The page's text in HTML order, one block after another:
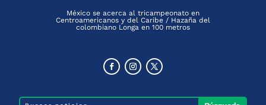
México se acerca al tricampeonato en
Centroamericanos y del Caribe / Hazaña del
colombiano Longa en 100 metros